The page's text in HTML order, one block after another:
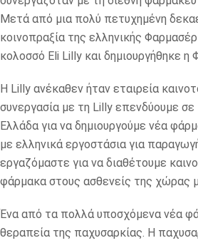
Μετά από μια πολύ πετυχημένη
κοινοπραξία της ελληνικής
κολοσσό Eli Lilly και δημιουργήθηκε η
Η Lilly ανέκαθεν ήταν εταιρεία
συνεργασία με τη Lilly επενδύουμε σε
Ελλάδα για να δημιουργούμε νέα
με ελληνικά εργοστάσια για
εργαζόμαστε για να διαθέτουμε
φάρμακα στους ασθενείς της χώρας
Ένα από τα πολλά υποσχόμενα νέα
θεραπεία της παχυσαρκίας. H